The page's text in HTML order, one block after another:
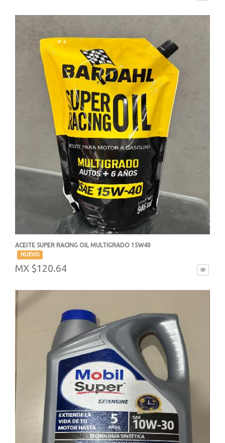
ACEITE SUPER RACING OIL MULTIGRADO 15W40
NUEVO
MX $120.64